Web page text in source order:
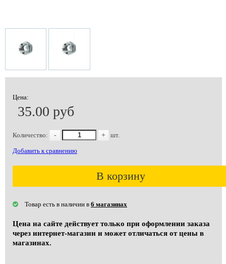
Цена:
35.00 руб
Количество: - + шт.
Добавить к сравнению
В корзину
Товар есть в наличии в 6 магазинах
Цена на сайте действует только при оформлении заказа
через интернет-магазин и может отличаться от цены в
магазинах.